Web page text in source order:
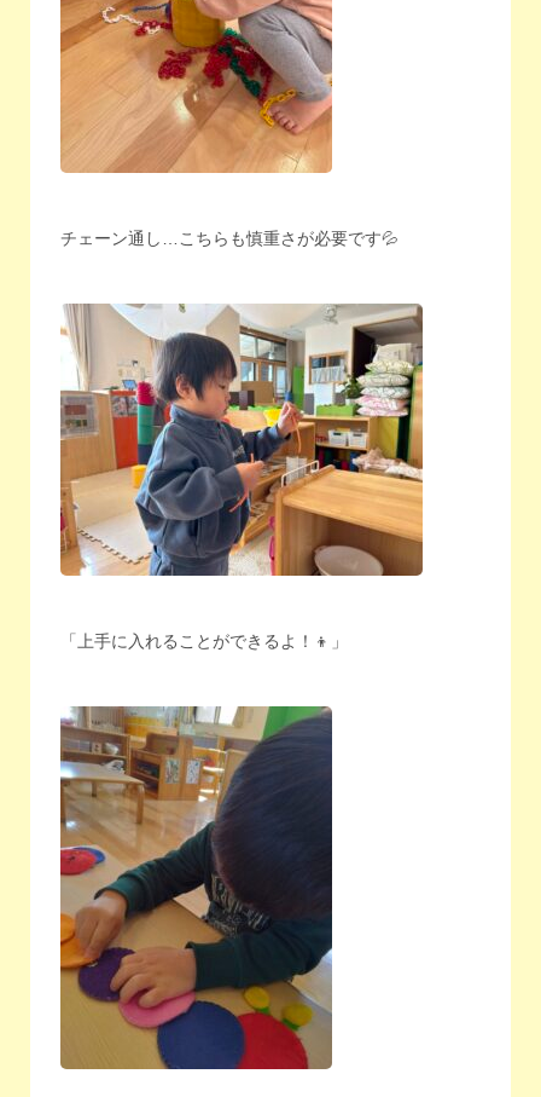
チェーン通し…こちらも慎重さが必要です💦
「上手に入れることができるよ！👦」